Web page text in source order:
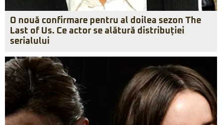
O nouă confirmare pentru al doilea sezon The
Last of Us. Ce actor se alătură distribuției
serialului